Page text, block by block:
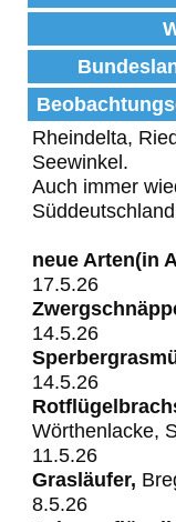
Rheindelta,
Seewinkel.
Auch immer
neue Arten(in
17.5.26
14.5.26
14.5.26
Wörthenlacke,
11.5.26
Grasläufer,
8.5.26